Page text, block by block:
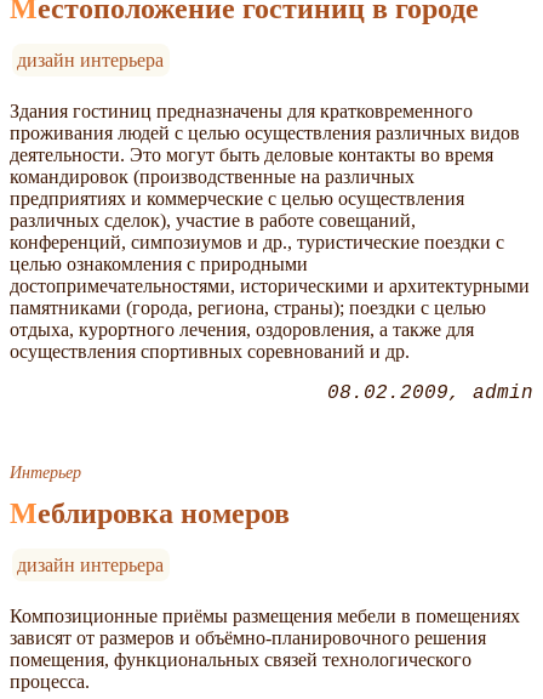
Местоположение гостиниц в городе
дизайн интерьера
Здания гостиниц предназначены для кратковременного
проживания людей с целью осуществления различных видов
деятельности. Это могут быть деловые контакты во время
командировок (производственные на различных
предприятиях и коммерческие с целью осуществления
различных сделок), участие в работе совещаний,
конференций, симпозиумов и др., туристические поездки с
целью ознакомления с природными
достопримечательностями, историческими и архитектурными
памятниками (города, региона, страны); поездки с целью
отдыха, курортного лечения, оздоровления, а также для
осуществления спортивных соревнований и др.
08.02.2009 admin
Интерьер
Меблировка номеров
дизайн интерьера
Композиционные приёмы размещения мебели в помещениях
зависят от размеров и объёмно-планировочного решения
помещения, функциональных связей технологического
процесса.